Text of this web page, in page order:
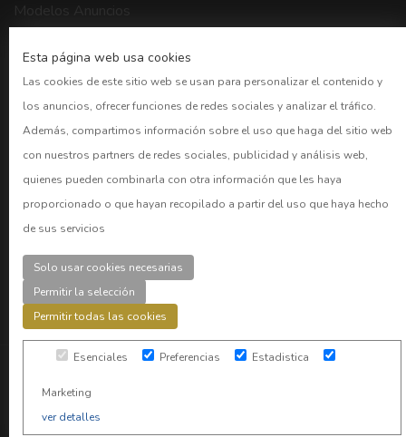
Esta página web usa cookies
Las cookies de este sitio web se usan para personalizar el contenido y
los anuncios, ofrecer funciones de redes sociales y analizar el tráfico.
Además, compartimos información sobre el uso que haga del sitio web
con nuestros partners de redes sociales, publicidad y análisis web,
quienes pueden combinarla con otra información que les haya
proporcionado o que hayan recopilado a partir del uso que haya hecho
de sus servicios
Solo usar cookies necesarias
Permitir la selección
Permitir todas las cookies
Esenciales Preferencias Estadistica
Marketing
ver detalles
Modelos Anuncios
CNMV
Bolsa Madrid
BOE
Preguntas frecuentes
CUENTAS
Acceder
Registro
Aviso Legal
Mapa Web